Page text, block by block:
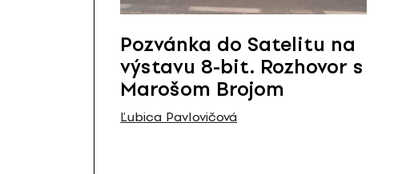
Pozvánka do Satelitu na
výstavu 8-bit. Rozhovor s
Marošom Brojom
Ľubica Pavlovičová